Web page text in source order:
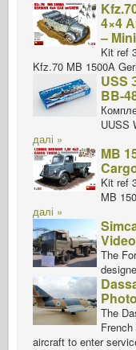
4×4
–
Kit ref
Kfz.70 MB 1500A
USS
BB-
UUSS
далі »
MB
Kit ref
MB
далі »
The
The
aircraft to enter